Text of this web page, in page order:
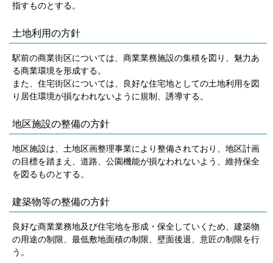
指すものとする。
土地利用の方針
駅前の商業街区については、商業業務施設の集積を図り、魅力あ
る商業環境を形成する。
また、住宅街区については、良好な住宅地としての土地利用を図
り居住環境が損なわれないように規制、誘導する。
地区施設の整備の方針
地区施設は、土地区画整理事業により整備されており、地区計画
の目標を踏まえ、道路、公園機能が損なわれないよう、維持保全
を図るものとする。
建築物等の整備の方針
良好な商業業務地及び住宅地を形成・保全していくため、建築物
の用途の制限、最低敷地面積の制限、壁面後退、意匠の制限を行
う。